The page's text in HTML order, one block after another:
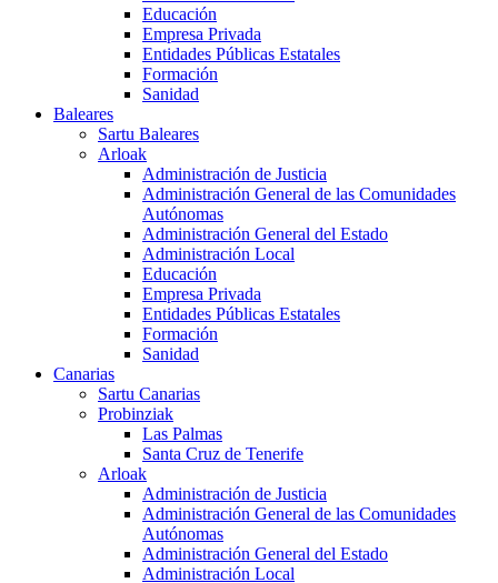
Educación
Empresa Privada
Entidades Públicas Estatales
Formación
Sanidad
Baleares
Sartu Baleares
Arloak
Administración de Justicia
Administración General de las Comunidades
Autónomas
Administración General del Estado
Administración Local
Educación
Empresa Privada
Entidades Públicas Estatales
Formación
Sanidad
Canarias
Sartu Canarias
Probinziak
Las Palmas
Santa Cruz de Tenerife
Arloak
Administración de Justicia
Administración General de las Comunidades
Autónomas
Administración General del Estado
Administración Local